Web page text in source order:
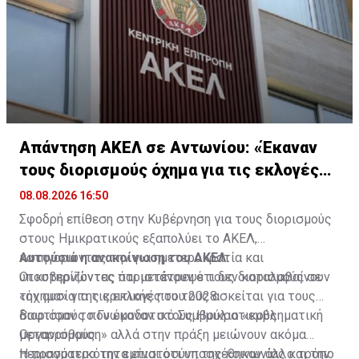
Απάντηση ΑΚΕΛ σε Αντωνίου: «Έκαναν
τους διορισμούς όχημα για τις εκλογές
2028»
08.08.2026 16:50
Σφοδρή επίθεση στην Κυβέρνηση για τους διορισμούς
στους Ημικρατικούς εξαπολύει το ΑΚΕΛ,
κατηγορώντας την για ημετεροκρατία και
υποστηρίζοντας ότι μετέτρεψε τους διορισμούς σε
«όχημα» για τις εκλογές του 2028.
Αυτούσια η ανακοίνωση του ΑΚΕΛ:
Οι κυβερνώντες παριστάνουν ότι δεν καταλαβαίνουν
την ουσία της κριτικής που τους ασκείται για τους
διορισμούς που έκαναν στους Ημικρατικούς
Οργανισμούς.
Βαφτίσαν το Γνωμοδοτικό Συμβούλιο «εμβληματική
μεταρρύθμιση» αλλά στην πράξη μειώνουν ακόμα
περισσότερο την εμπιστοσύνη της κοινωνίας και την
Η πραγματικότητα είναι ότι υποσχέθηκαν άλλο τρόπο